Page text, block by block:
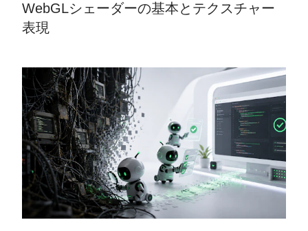
WebGLシェーダーの基本とテクスチャー
表現